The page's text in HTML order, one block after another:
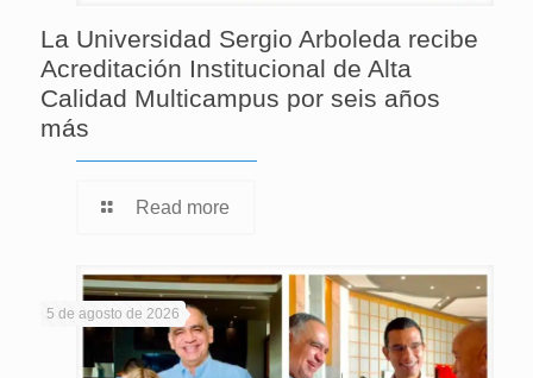
La Universidad Sergio Arboleda recibe
Acreditación Institucional de Alta
Calidad Multicampus por seis años
más
Read more
5 de agosto de 2026